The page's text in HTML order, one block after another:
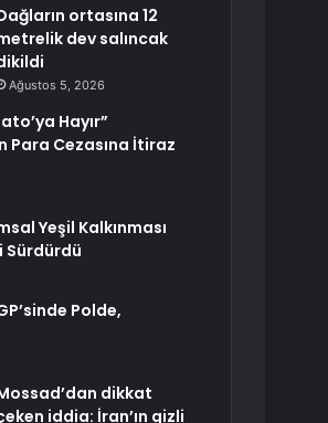
ortasına 12
dev salıncak
Ağustos 5, 2026
Hayır”
Para Cezasına İtiraz
Yeşil Kalkınması
Sürdürdü
Polde,
dikkat
iddia: İran’ın gizli